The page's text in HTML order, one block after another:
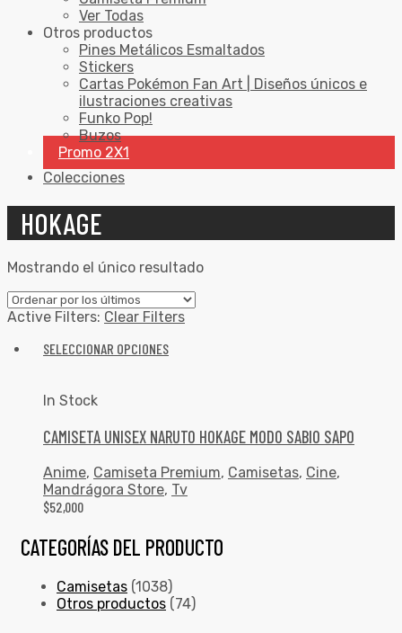
Ver Todas
Otros productos
Pines Metálicos Esmaltados
Stickers
Cartas Pokémon Fan Art | Diseños únicos e
ilustraciones creativas
Funko Pop!
Buzos
Promo 2X1
Colecciones
HOKAGE
Mostrando el único resultado
Active Filters: Clear Filters
SELECCIONAR OPCIONES
In Stock
CAMISETA UNISEX NARUTO HOKAGE MODO SABIO SAPO
Anime, Camiseta Premium, Camisetas, Cine,
Mandrágora Store, Tv
$52,000
CATEGORÍAS DEL PRODUCTO
Camisetas (1038)
Otros productos (74)